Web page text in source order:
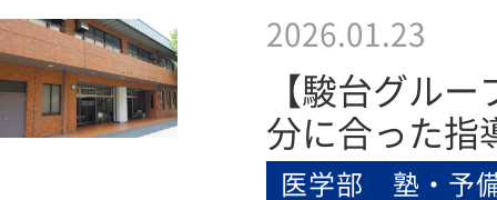
医学部 塾・予
2026.01.23
【駿台グル
分に合った